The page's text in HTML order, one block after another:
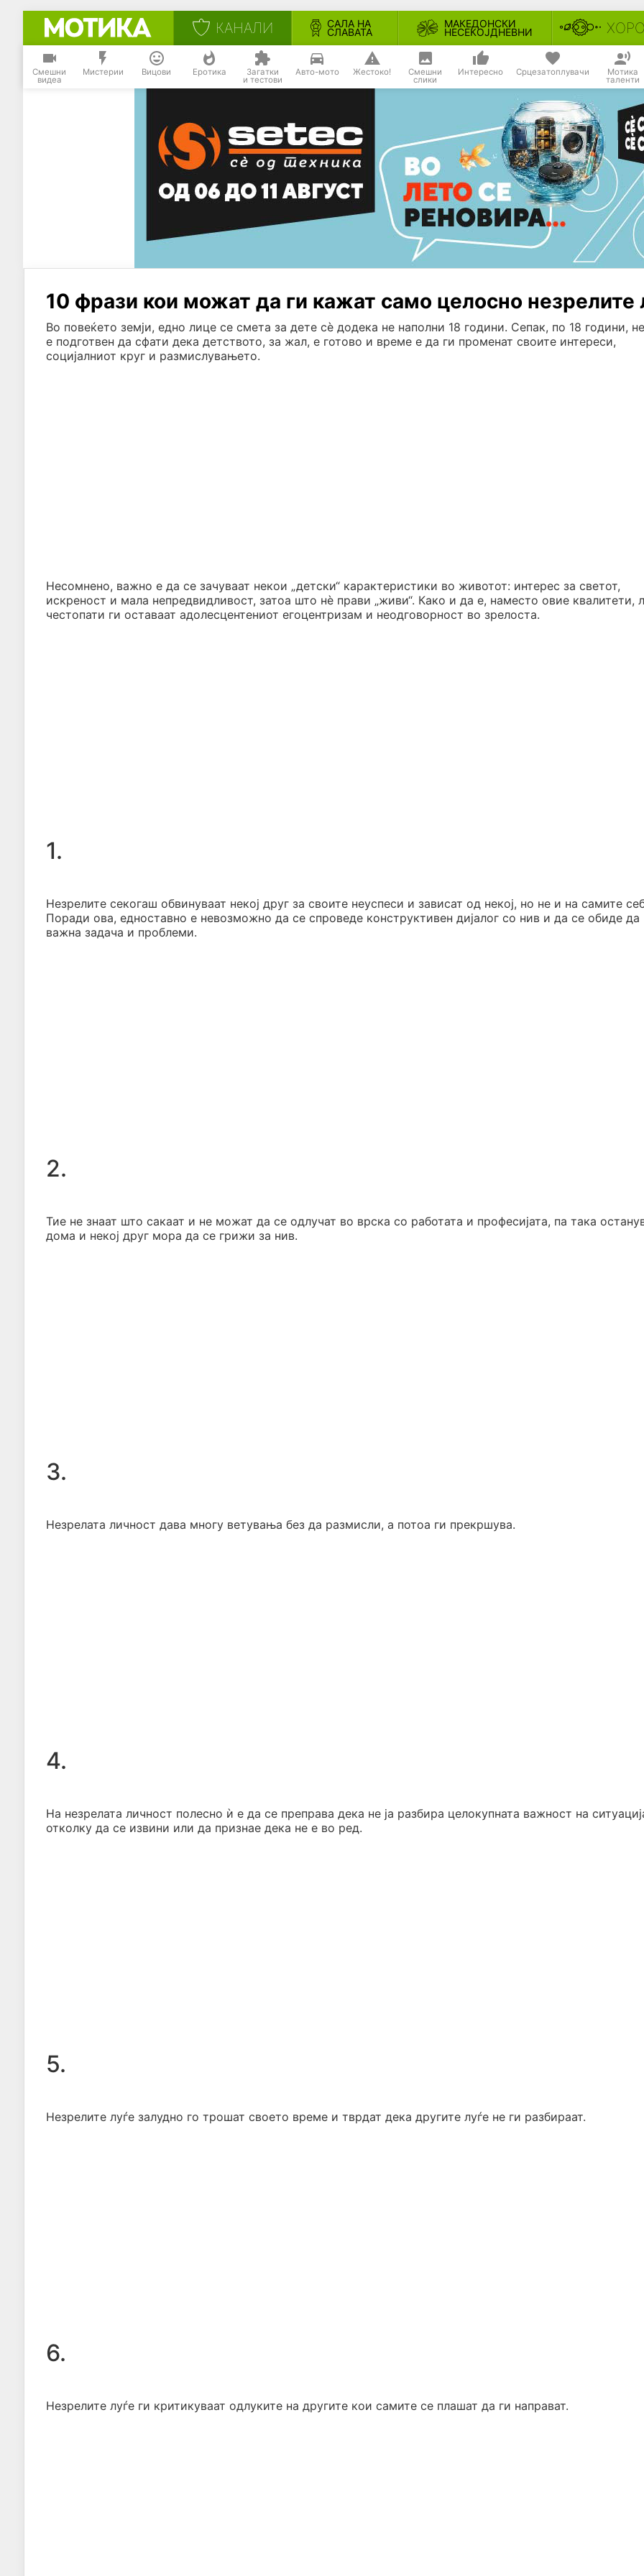
КАНАЛИ САЛА НА
СЛАВАТА
МАКЕДОНСКИ
НЕСЕКОЈДНЕВНИ
Смешни
видеа
Мистерии Вицови Еротика Загатки
и тестови
Авто-мото Жестоко! Смешни
слики
Интересно Срцезатоплувачи Мотика
таленти
10 фрази кои можат да ги кажат само целосно незрелите
Во повеќето земји, едно лице се смета за дете сè додека не наполни 18 години. Сепак, по 18 години,
е подготвен да сфати дека детството, за жал, е готово и време е да ги променат своите интереси,
социјалниот круг и размислувањето.
Несомнено, важно е да се зачуваат некои „детски“ карактеристики во животот: интерес за светот,
искреност и мала непредвидливост, затоа што нè прави „живи“. Како и да е, наместо овие квалитети,
честопати ги оставаат адолесцентениот егоцентризам и неодговорност во зрелоста.
1.
Незрелите секогаш обвинуваат некој друг за своите неуспеси и зависат од некој, но не и на самите
Поради ова, едноставно е невозможно да се спроведе конструктивен дијалог со нив и да се обиде
важна задача и проблеми.
2.
Тие не знаат што сакаат и не можат да се одлучат во врска со работата и професијата, па така
дома и некој друг мора да се грижи за нив.
3.
Незрелата личност дава многу ветувања без да размисли, а потоа ги прекршува.
4.
На незрелата личност полесно ѝ е да се преправа дека не ја разбира целокупната важност на
отколку да се извини или да признае дека не е во ред.
5.
Незрелите луѓе залудно го трошат своето време и тврдат дека другите луѓе не ги разбираат.
6.
Незрелите луѓе ги критикуваат одлуките на другите кои самите се плашат да ги направат.